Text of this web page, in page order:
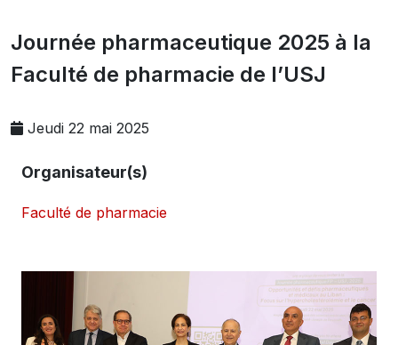
Journée pharmaceutique 2025 à la
Faculté de pharmacie de l’USJ
Jeudi 22 mai 2025
Organisateur(s)
Faculté de pharmacie